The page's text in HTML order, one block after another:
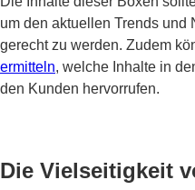
um den aktuellen Trends und
gerecht zu werden. Zudem
ermitteln, welche Inhalte in
den Kunden hervorrufen.
Die Vielseitigkeit